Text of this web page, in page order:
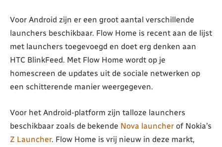
Voor Android zijn er een groot aantal verschillende
launchers beschikbaar. Flow Home is recent aan de lijst
met launchers toegevoegd en doet erg denken aan
HTC BlinkFeed. Met Flow Home wordt op je
homescreen de updates uit de sociale netwerken op
een schitterende manier weergegeven.
Voor het Android-platform zijn talloze launchers
beschikbaar zoals de bekende Nova launcher of Nokia’s
Z Launcher. Flow Home is vrij nieuw in deze markt,